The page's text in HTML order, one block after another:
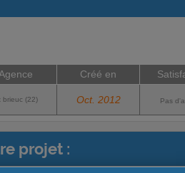
Agence Créé en
brieuc (22) Oct. 2012 Pas
projet :